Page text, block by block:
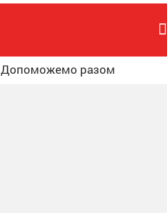
Допоможемо разом